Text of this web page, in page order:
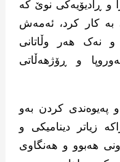
و ڕادیۆیەکی نوێ کە
بە کار کرد، ئەمەش
و نەک هەر وڵاتانی
و ڕۆژهەڵاتی
کردن بەو
زیاتر دینامیکی و
هەبوو و هەنگاوی